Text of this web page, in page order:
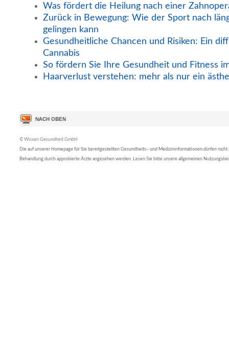
Was fördert die Heilung nach einer
Zurück in Bewegung: Wie der Sport nach
gelingen kann
Gesundheitliche Chancen und Risiken: Ein
Cannabis
So fördern Sie Ihre Gesundheit und Fitness
Haarverlust verstehen: mehr als nur ein
© Wissen Gesundheit GmbH
Die auf unserer Homepage für Sie bereitgestellten Gesundheits– und Medizininformationen dürfen nicht
Behandlung durch approbierte Ärzte angesehen werden. Lesen Sie bitte unsere allgemeinen